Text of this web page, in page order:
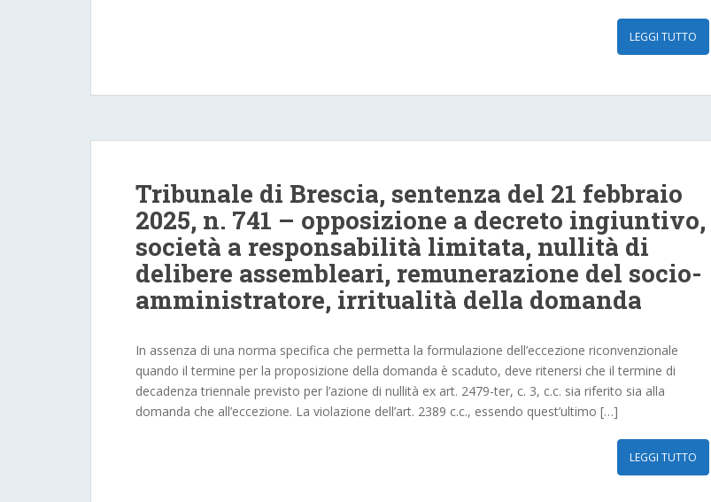
LEGGI TUTTO
Tribunale di Brescia, sentenza del 21 febbraio
2025, n. 741 – opposizione a decreto ingiuntivo,
società a responsabilità limitata, nullità di
delibere assembleari, remunerazione del socio-
amministratore, irritualità della domanda
In assenza di una norma specifica che permetta la formulazione dell’eccezione riconvenzionale
quando il termine per la proposizione della domanda è scaduto, deve ritenersi che il termine di
decadenza triennale previsto per l’azione di nullità ex art. 2479-ter, c. 3, c.c. sia riferito sia alla
domanda che all’eccezione. La violazione dell’art. 2389 c.c., essendo quest’ultimo […]
LEGGI TUTTO